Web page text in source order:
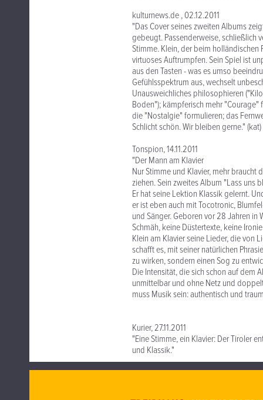
kulturnews.de , 02.12.2011
"Das Cover seines zweiten Albums
gebeugt. Passenderweise, schließlich
Stimme. Klein, der beim
virtuoses Auftrumpfen. Sein Spiel ist
aus den Tasten - was es umso
Gefühlsspektrum aus, wechselt
Unausweichliches philosophieren
Boden"); kämpferisch mehr
die "Nostalgie" formulieren; das
Schlicht schön. Wir bleiben gerne." (kat)
Tonspion, 14.11.2011
"Der Mann am Klavier
Nur Stimme und Klavier, mehr braucht
ziehen. Sein zweites Album "Lass uns
Er hat seine Lektion Klassik gelernt.
er ist eben auch mit Tocotronic,
und Sänger. Geboren vor 28 Jahren
Schmäh, keine Düstertexte, keine
Klein am Klavier seine Lieder, die von
schafft es, mit seiner natürlichen
zu wirken, sondern einen Sog zu
Die Intensität, die sich schon auf dem
unmittelbar und ohne Netz und
muss Musik sein: authentisch und
Kurier, 27.11.2011
"Eine Stimme, ein Klavier: Der Tiroler
und Klassik."